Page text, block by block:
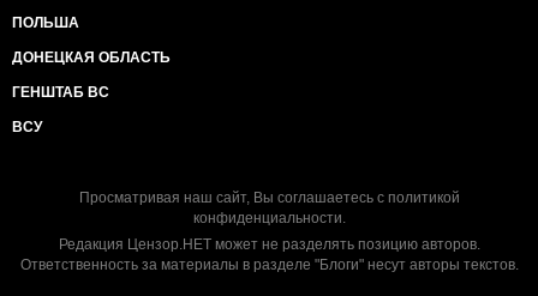
ПОЛЬША
ДОНЕЦКАЯ ОБЛАСТЬ
ГЕНШТАБ ВС
ВСУ
Просматривая наш сайт, Вы соглашаетесь с политикой
конфиденциальности.
Редакция Цензор.НЕТ может не разделять позицию авторов.
Ответственность за материалы в разделе "Блоги" несут авторы текстов.